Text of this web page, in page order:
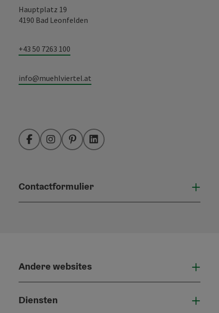
Hauptplatz 19
4190 Bad Leonfelden
+43 50 7263 100
info@muehlviertel.at
FacebookInstagramPinterestLinkedIn
Contactformulier
Andere websites
Diensten